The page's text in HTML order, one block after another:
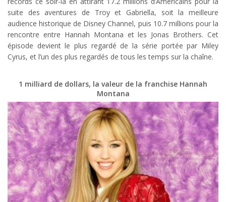
suite des aventures de Troy et Gabriella, soit la meilleure
audience historique de Disney Channel, puis 10.7 millions pour la
rencontre entre Hannah Montana et les Jonas Brothers. Cet
épisode devient le plus regardé de la série portée par Miley
Cyrus, et l’un des plus regardés de tous les temps sur la chaîne.
1 milliard de dollars, la valeur de la franchise Hannah
Montana